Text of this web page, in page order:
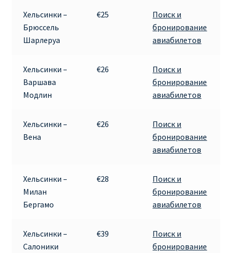
Херсона от € 15
RYANAIR.COM НА РУССКОМ – кнфтфшкюсщь
Авиабилеты Ryanair на Тенерифе от €15
АВИАБИЛЕТЫ RYANAIR ОТ € 12
АВИАБИЛЕТЫ ВИЛЬНЮС БАРСЕЛОНА
Акции RYANAIR из Варшавы
Акции RYANAIR из Вильнюса
Акции RYANAIR из Каунаса
Хельсинки –
Брюссель
Шарлеруа
€25
Поиск и
бронирование
авиабилетов
Хельсинки –
Варшава
Модлин
€26
Поиск и
бронирование
авиабилетов
Хельсинки –
Вена
€26
Поиск и
бронирование
авиабилетов
Хельсинки –
Милан
Бергамо
€28
Поиск и
бронирование
авиабилетов
Хельсинки –
Салоники
€39
Поиск и
бронирование